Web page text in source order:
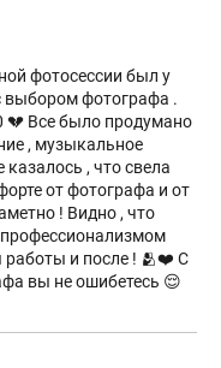
фотосессии был у
выбором фотографа .
💔 Все было продумано
, музыкальное
, что свела
от фотографа и от
! Видно , что
работы и после ! 🫂❤️ С
вы не ошибетесь 😌